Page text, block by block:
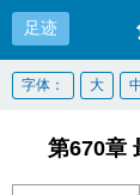
足迹
字体： 大
第670章